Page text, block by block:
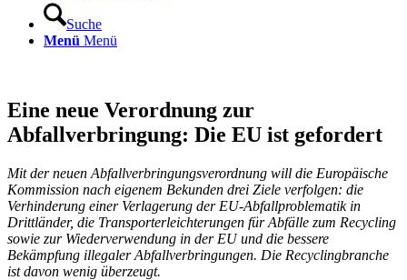
Suche
Menü Menü
Eine neue Verordnung zur
Abfallverbringung: Die EU ist gefordert
Mit der neuen Abfallverbringungsverordnung will die Europäische
Kommission nach eigenem Bekunden drei Ziele verfolgen: die
Verhinderung einer Verlagerung der EU-Abfallproblematik in
Drittländer, die Transporterleichterungen für Abfälle zum Recycling
sowie zur Wiederverwendung in der EU und die bessere
Bekämpfung illegaler Abfallverbringungen. Die Recyclingbranche
ist davon wenig überzeugt.